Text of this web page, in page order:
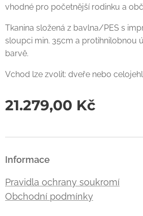
vhodné pro početnější rodinku a
Tkanina složená z bavlna/PES s
sloupci min. 35cm a protihnilobnou
barvě.
Vchod lze zvolit: dveře nebo
21.279,00 Kč
Informace
Pravidla ochrany soukromí
Obchodní podmínky